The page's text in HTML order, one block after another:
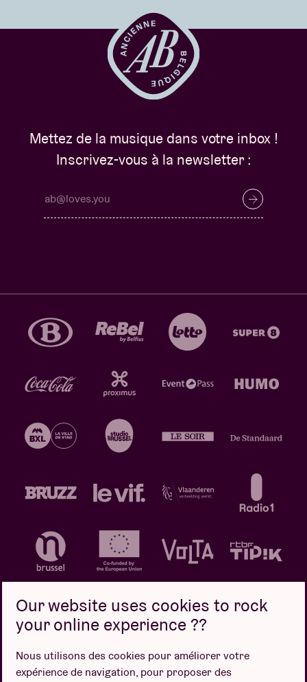
Mettez de la musique dans votre inbox !
Inscrivez-vous à la newsletter :
Politique de confidentialité
Politique de cookies
Conditions de vente
Our website uses cookies to rock
your online experience ??
Nous utilisons des cookies pour améliorer votre
expérience de navigation, pour proposer des